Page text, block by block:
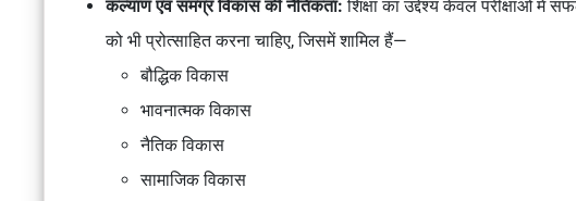
कल्याण एवं समग्र विकास की नैतिकता:शिक्षा का उद्देश्य केवल परीक्षाओं में
को भी प्रोत्साहित करना चाहिए, जिसमें शामिल हैं—
बौद्धिक विकास
भावनात्मक विकास
नैतिक विकास
सामाजिक विकास